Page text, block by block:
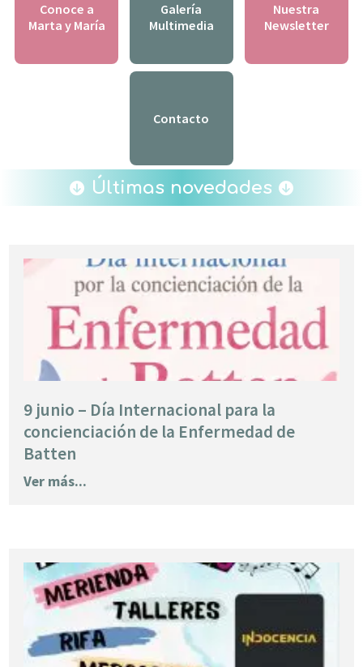
Conoce a
Marta y María
Galería
Multimedia
Nuestra
Newsletter
Contacto
Últimas novedades
9 junio – Día Internacional para la
concienciación de la Enfermedad de
Batten
Ver más...